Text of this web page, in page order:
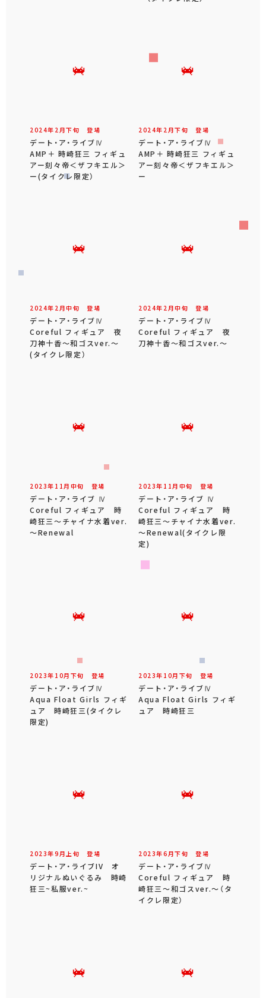
2024年 2 月下旬 登場
デート・ア・ライブⅣ
AMP＋ 時崎狂三 フィギュ
アー刻々帝＜ザフキエル＞
ー(タイクレ限定）
2024年 2 月下旬 登場
デート・ア・ライブⅣ
AMP＋ 時崎狂三 フィギュ
アー刻々帝＜ザフキエル＞
ー
2024年 2 月中旬 登場
デート・ア・ライブⅣ
Coreful フィギュア 夜
刀神十香～和ゴスver.～
(タイクレ限定）
2024年 2 月中旬 登場
デート・ア・ライブⅣ
Coreful フィギュア 夜
刀神十香～和ゴスver.～
2023年 11 月 中旬 登場
デート・ア・ライブ Ⅳ
Coreful フィギュア 時
崎狂三～チャイナ水着ver.
～Renewal
2023年 11 月 中旬 登場
デート・ア・ライブ Ⅳ
Coreful フィギュア 時
崎狂三～チャイナ水着ver.
～Renewal(タイクレ限
定)
2023年 10月 下旬 登場
デート・ア・ライブⅣ
Aqua Float Girls フィギ
ュア 時崎狂三(タイクレ
限定)
2023年 10月 下旬 登場
デート・ア・ライブⅣ
Aqua Float Girls フィギ
ュア 時崎狂三
2023年9 月 上旬 登場
デート・ア・ライブIV オ
リジナルぬいぐるみ 時崎
狂三~私服ver.~
2023年6 月下旬 登場
デート・ア・ライブⅣ
Coreful フィギュア 時
崎狂三～和ゴスver.～（タ
イクレ限定）